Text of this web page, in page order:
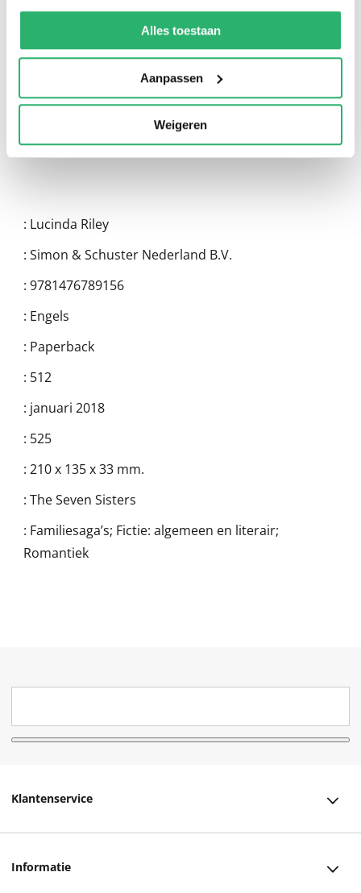
We werken samen met13 derdendie uw gegevens
kunnen ontvangen en verwerken.
Alles toestaan
Aanpassen
Weigeren
0|0
: Lucinda Riley
: Simon & Schuster Nederland B.V.
: 9781476789156
: Engels
: Paperback
: 512
: januari 2018
: 525
: 210 x 135 x 33 mm.
: The Seven Sisters
: Familiesaga’s; Fictie: algemeen en literair;
Romantiek
Klantenservice
Informatie